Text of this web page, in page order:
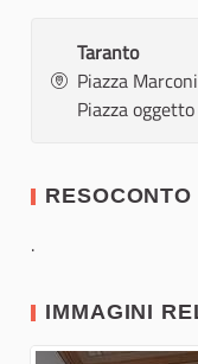
Taranto
Piazza
Piazza
.
IMMAGINI